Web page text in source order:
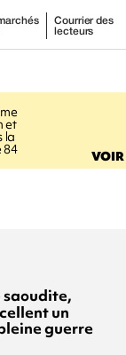
Courrier des
lecteurs
et
la
84 VOIR
un
guerre